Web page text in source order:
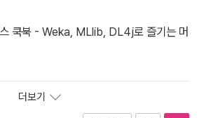
쿡북 - Weka, MLlib, DL4j로 즐기는 머
더보기